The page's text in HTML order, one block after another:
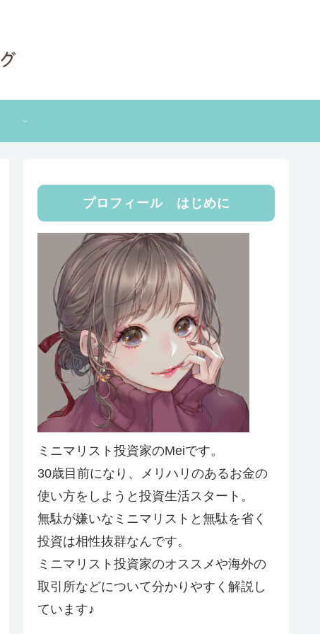
プロフィール はじめに
ミニマリスト投資家のMeiです。
30歳目前になり、メリハリのあるお金の
使い方をしようと投資生活スタート。
無駄が嫌いなミニマリストと無駄を省く
投資は相性抜群なんです。
ミニマリスト投資家のオススメや海外の
取引所などについて分かりやすく解説し
ています♪